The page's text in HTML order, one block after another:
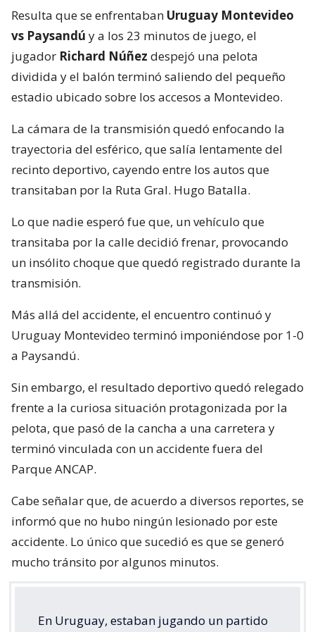
Resulta que se enfrentaban Uruguay Montevideo
vs Paysandú y a los 23 minutos de juego, el
jugador Richard Núñez despejó una pelota
dividida y el balón terminó saliendo del pequeño
estadio ubicado sobre los accesos a Montevideo.
La cámara de la transmisión quedó enfocando la
trayectoria del esférico, que salía lentamente del
recinto deportivo, cayendo entre los autos que
transitaban por la Ruta Gral. Hugo Batalla.
Lo que nadie esperó fue que, un vehículo que
transitaba por la calle decidió frenar, provocando
un insólito choque que quedó registrado durante la
transmisión.
Más allá del accidente, el encuentro continuó y
Uruguay Montevideo terminó imponiéndose por 1-0
a Paysandú.
Sin embargo, el resultado deportivo quedó relegado
frente a la curiosa situación protagonizada por la
pelota, que pasó de la cancha a una carretera y
terminó vinculada con un accidente fuera del
Parque ANCAP.
Cabe señalar que, de acuerdo a diversos reportes, se
informó que no hubo ningún lesionado por este
accidente. Lo único que sucedió es que se generó
mucho tránsito por algunos minutos.
En Uruguay, estaban jugando un partido